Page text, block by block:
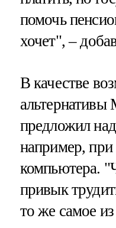
помочь
хочет", –
В качестве
альтернативы
предложил
например,
компьютера.
привык
то же самое